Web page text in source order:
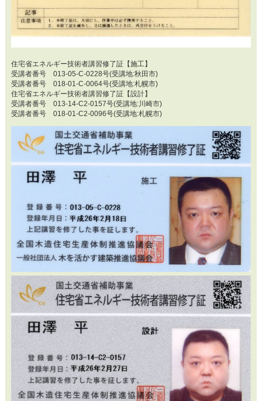
住宅省エネルギー技術者講習修了証【施工】
受講者番号 013-05-C-0228号(受講地:秋田市)
受講者番号 018-01-C-0064号(受講地:札幌市)
住宅省エネルギー技術者講習修了証【設計】
受講者番号 013-14-C2-0157号(受講地:川崎市)
受講者番号 018-01-C2-0096号(受講地:札幌市)